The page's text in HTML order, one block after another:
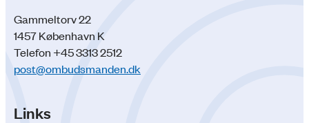
Gammeltorv 22
1457 København K
Telefon +45 3313 2512
post@ombudsmanden.dk
Links